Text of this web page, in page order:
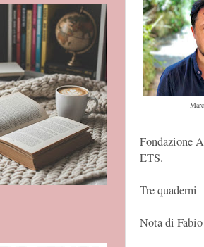
Fondazione
ETS.
Tre quaderni
Nota di